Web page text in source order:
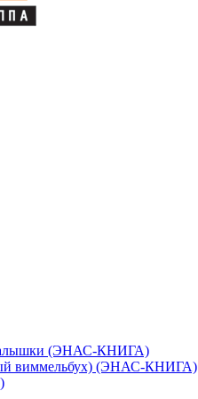
(ЭНАС-КНИГА)
виммельбух) (ЭНАС-КНИГА)